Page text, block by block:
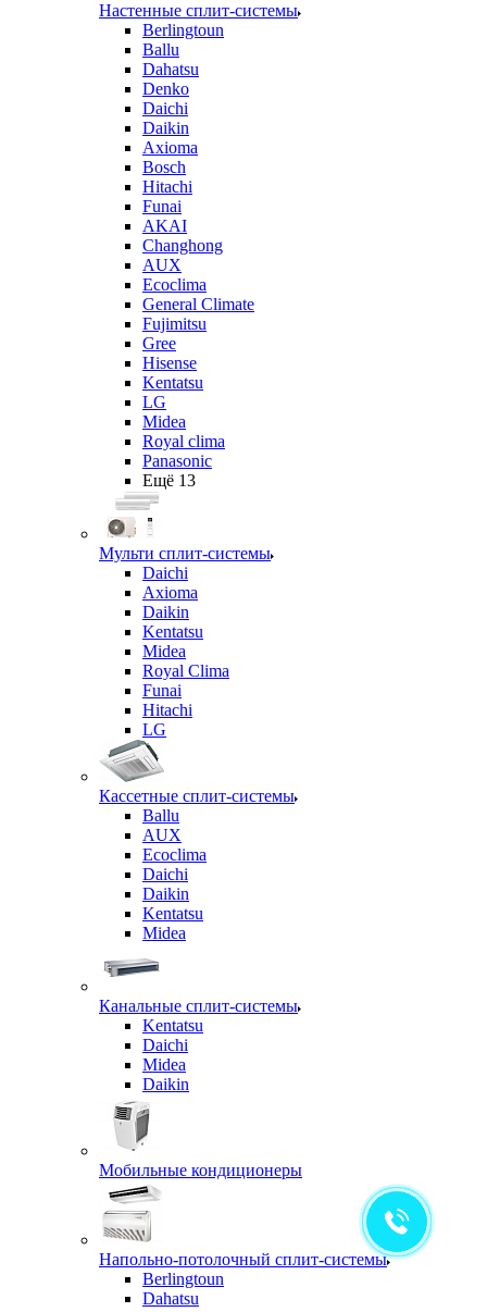
Настенные сплит-системы
Berlingtoun
Ballu
Dahatsu
Denko
Daichi
Daikin
Axioma
Bosch
Hitachi
Funai
AKAI
Changhong
AUX
Ecoclima
General Climate
Fujimitsu
Gree
Hisense
Kentatsu
LG
Midea
Royal clima
Panasonic
Ещё 13
Мульти сплит-системы
Daichi
Axioma
Daikin
Kentatsu
Midea
Royal Clima
Funai
Hitachi
LG
Кассетные сплит-системы
Ballu
AUX
Ecoclima
Daichi
Daikin
Kentatsu
Midea
Канальные сплит-системы
Kentatsu
Daichi
Midea
Daikin
Мобильные кондиционеры
Напольно-потолочный сплит-системы
Berlingtoun
Dahatsu